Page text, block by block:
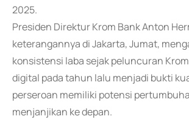
2025.
Presiden Direktur Krom Bank Anton
keterangannya di Jakarta, Jumat,
konsistensi laba sejak peluncuran
digital pada tahun lalu menjadi bukti
perseroan memiliki potensi
menjanjikan ke depan.